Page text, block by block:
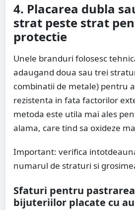
4. Placarea dubla
strat peste strat
protectie
Unele branduri folosesc
adaugand doua sau trei
combinatii de metale) pentru
rezistenta in fata factorilor
metoda este utila mai ales
alama, care tind sa oxideze
Important: verifica
numarul de straturi si
Sfaturi pentru
bijuteriilor placate cu